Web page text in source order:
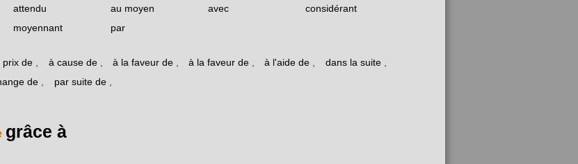
attendu au moyen avec
considérant
moyennant par
prix de à cause de à la faveur de à la faveur de à l'aide de dans la suite
de par suite de
grâce à